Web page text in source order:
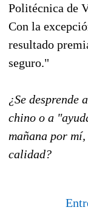
Politécnica de
Con la
resultado
seguro."
¿Se
chino o a
mañana por
calidad?